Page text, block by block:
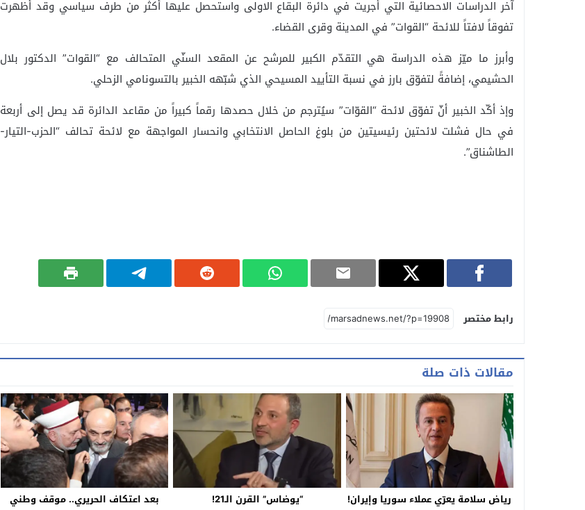
آخر الدراسات الاحصائية التي أُجريت في دائرة البقاع الاولى واستحصل عليها أكثر من طرف سياسي وقد أظهرت
تفوقاً لافتاً للائحة “القوات” في المدينة وقرى القضاء.
وأبرز ما ميّز هذه الدراسة هي التقدّم الكبير للمرشح عن المقعد السنّي المتحالف مع “القوات” الدكتور بلال
الحشيمي، إضافةً لتفوّق بارز في نسبة التأييد المسيحي الذي شبّهه الخبير بالتسونامي الزحلي.
وإذ أكّد الخبير أنّ تفوّق لائحة “القوّات” سيُترجم من خلال حصدها رقماً كبيراً من مقاعد الدائرة قد يصل إلى أربعة
في حال فشلت لائحتين رئيسيتين من بلوغ الحاصل الانتخابي وانحسار المواجهة مع لائحة تحالف “الحزب-التيار-
الطاشناق”.
رابط مختصر
مقالات ذات صلة
رياض سلامة يعرّي عملاء سوريا وإيران! “يوضاس” القرن الـ21!
بعد اعتكاف الحريري.. موقف وطني